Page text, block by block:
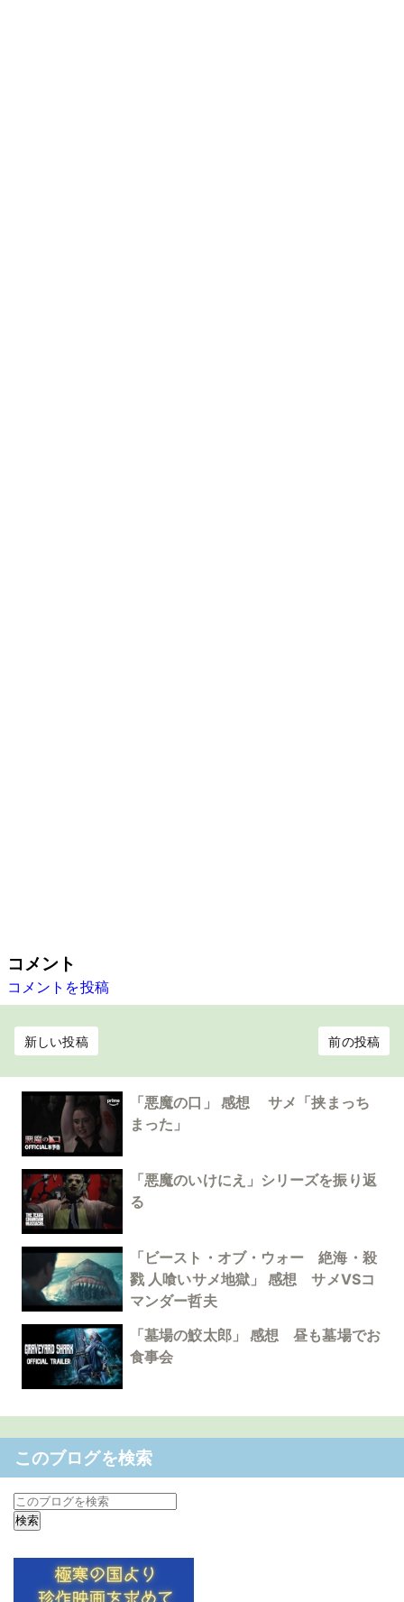
コメント
コメントを投稿
新しい投稿 前の投稿
「悪魔の口」 感想 サメ「挟まっち
まった」
「悪魔のいけにえ」シリーズを振り返
る
「ビースト・オブ・ウォー 絶海・殺
戮 人喰いサメ地獄」 感想 サメVSコ
マンダー哲夫
「墓場の鮫太郎」 感想 昼も墓場でお
食事会
このブログを検索